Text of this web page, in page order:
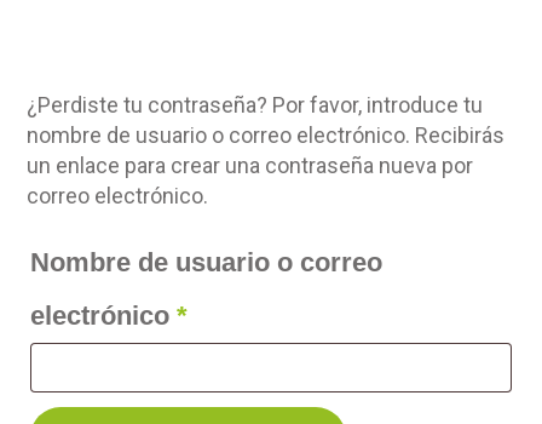
¿Perdiste tu contraseña? Por favor, introduce tu
nombre de usuario o correo electrónico. Recibirás
un enlace para crear una contraseña nueva por
correo electrónico.
Nombre de usuario o correo
electrónico*Obligatorio